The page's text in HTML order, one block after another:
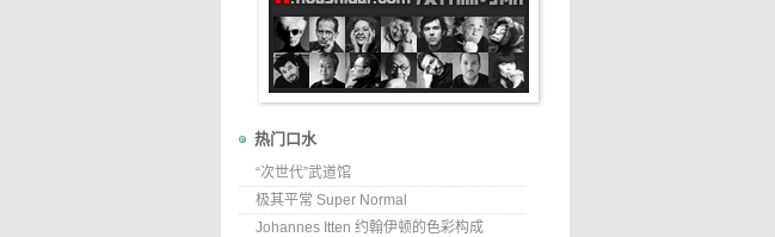
热门口水
“次世代”武道馆
极其平常 Super Normal
Johannes Itten 约翰伊顿的色彩构成